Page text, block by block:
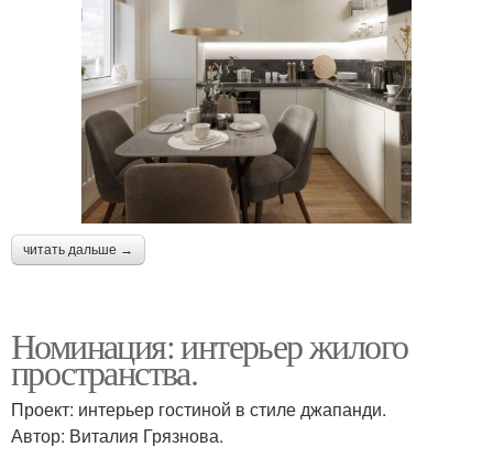
читать дальше →
Номинация: интерьер жилого
пространства.
Проект: интерьер гостиной в стиле джапанди.
Автор: Виталия Грязнова.